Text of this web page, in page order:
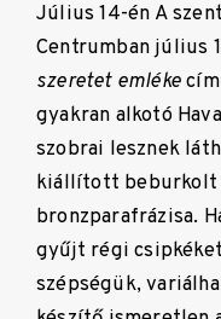
Július 14-én A
Centrumban július
szeretet emléke
gyakran alkotó
szobrai lesznek
kiállított beburkolt
bronzparafrázisa.
gyűjt régi
szépségük,